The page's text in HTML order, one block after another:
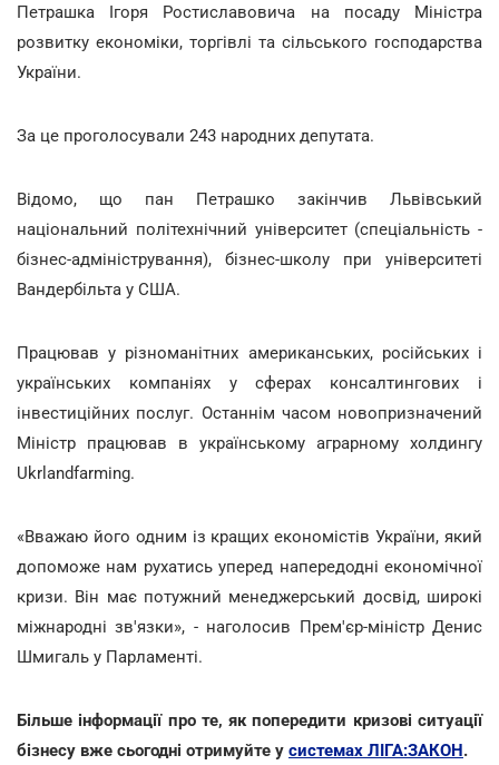
Петрашка Ігоря Ростиславовича на посаду Міністра
розвитку економіки, торгівлі та сільського господарства
України.
За це проголосували 243 народних депутата.
Відомо, що пан Петрашко закінчив Львівський
національний політехнічний університет (спеціальність -
бізнес-адміністрування), бізнес-школу при університеті
Вандербільта у США.
Працював у різноманітних американських, російських і
українських компаніях у сферах консалтингових і
інвестиційних послуг. Останнім часом новопризначений
Міністр працював в українському аграрному холдингу
Ukrlandfarming.
«Вважаю його одним із кращих економістів України, який
допоможе нам рухатись уперед напередодні економічної
кризи. Він має потужний менеджерський досвід, широкі
міжнародні зв'язки», - наголосив Прем'єр-міністр Денис
Шмигаль у Парламенті.
Більше інформації про те, як попередити кризові ситуації
бізнесу вже сьогодні отримуйте у системах ЛІГА:ЗАКОН.